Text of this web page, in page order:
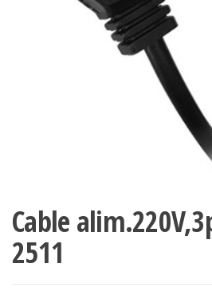
Cable
2511